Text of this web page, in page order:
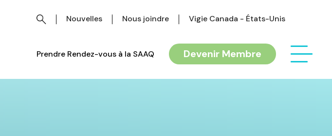
Nouvelles Nous joindre Vigie Canada - États-Unis
Prendre Rendez-vous à la SAAQ Devenir Membre